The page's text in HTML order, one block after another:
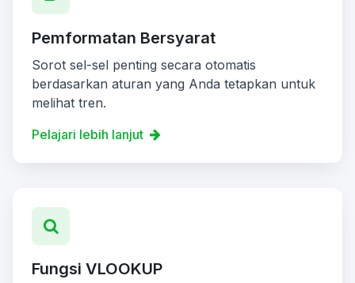
Pemformatan Bersyarat
Sorot sel-sel penting secara otomatis
berdasarkan aturan yang Anda tetapkan untuk
melihat tren.
Pelajari lebih lanjut
Fungsi VLOOKUP